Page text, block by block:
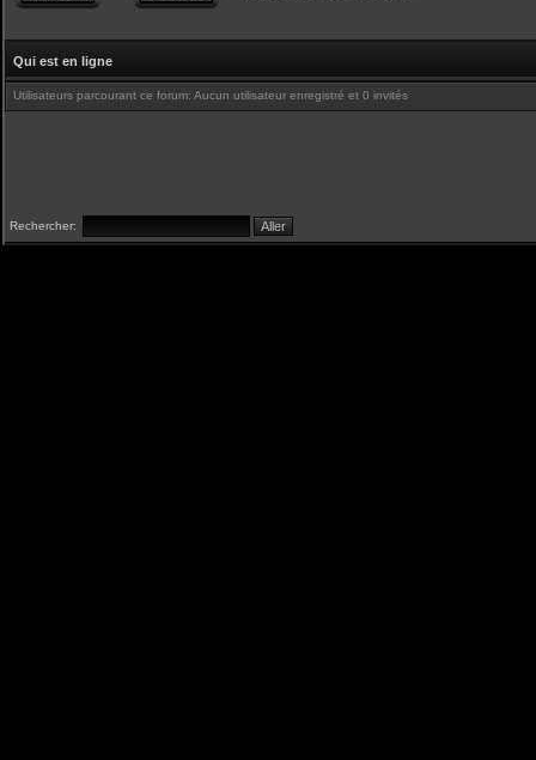
Qui est en ligne
Utilisateurs parcourant ce forum: Aucun utilisateur enregistré et 0 invités
Rechercher: